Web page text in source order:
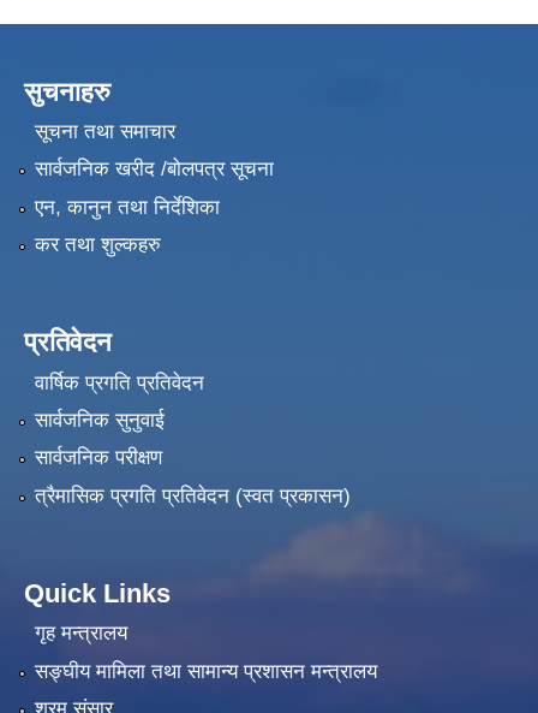
सुचनाहरु
सूचना तथा समाचार
सार्वजनिक खरीद /बोलपत्र सूचना
एन, कानुन तथा निर्देशिका
कर तथा शुल्कहरु
प्रतिवेदन
वार्षिक प्रगति प्रतिवेदन
सार्वजनिक सुनुवाई
सार्वजनिक परीक्षण
त्रैमासिक प्रगति प्रतिवेदन (स्वत प्रकासन)
Quick Links
गृह मन्त्रालय
सङ्‍घीय मामिला तथा सामान्य प्रशासन मन्त्रालय